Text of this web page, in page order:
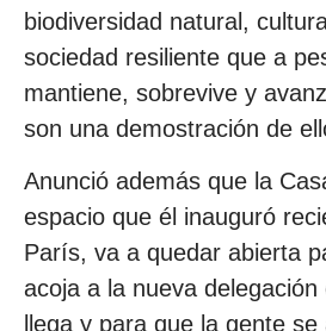
biodiversidad natural,
sociedad resiliente que a
mantiene, sobrevive y
son una demostración de
Anunció además que la
espacio que él inauguró
París, va a quedar abierta
acoja a la nueva
llega y para que la gente